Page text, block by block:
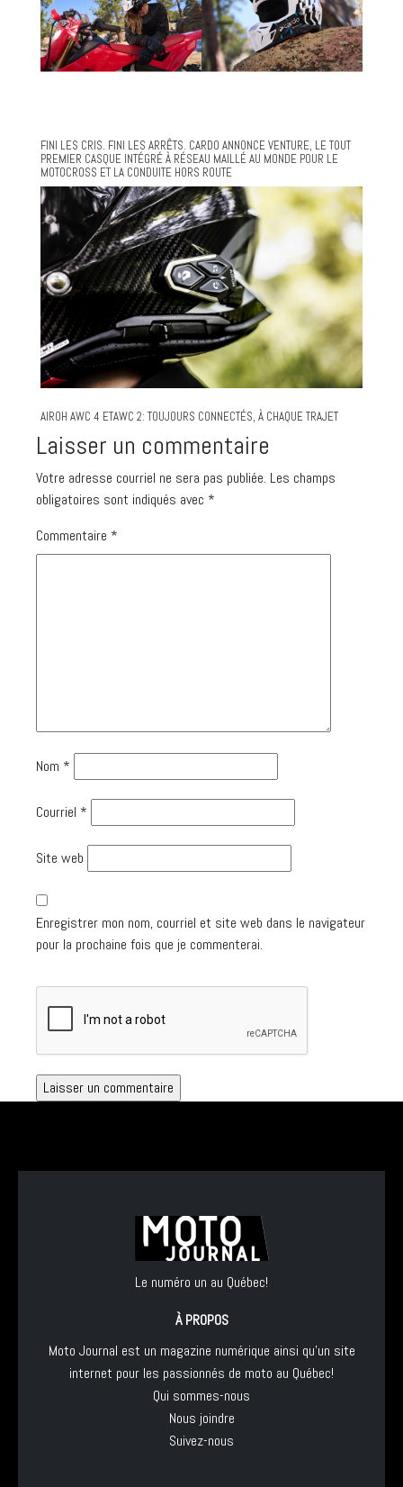
FINI LES CRIS. FINI LES ARRÊTS. CARDO ANNONCE VENTURE, LE TOUT
PREMIER CASQUE INTÉGRÉ À RÉSEAU MAILLÉ AU MONDE POUR LE
MOTOCROSS ET LA CONDUITE HORS ROUTE
AIROH AWC 4 ETAWC 2: TOUJOURS CONNECTÉS, À CHAQUE TRAJET
Laisser un commentaire
Votre adresse courriel ne sera pas publiée. Les champs
obligatoires sont indiqués avec *
Commentaire *
Nom *
Courriel *
Site web
Enregistrer mon nom, courriel et site web dans le navigateur
pour la prochaine fois que je commenterai.
Le numéro un au Québec!
À PROPOS
Moto Journal est un magazine numérique ainsi qu'un site
internet pour les passionnés de moto au Québec!
Qui sommes-nous
Nous joindre
Suivez-nous